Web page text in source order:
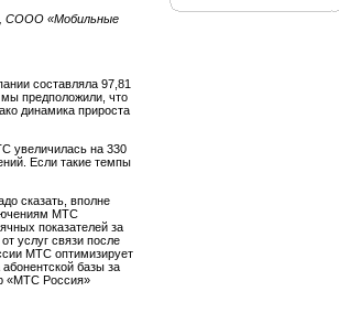
СООО «Мобильные
составляла 97,81
мы предположили, что
динамика прироста
увеличилась на 330
Если такие темпы
сказать, вполне
МТС
показателей за
услуг связи после
МТС оптимизирует
базы за
«МТС Россия»